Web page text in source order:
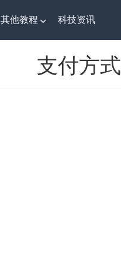
其他教程 科技资讯
支付方式